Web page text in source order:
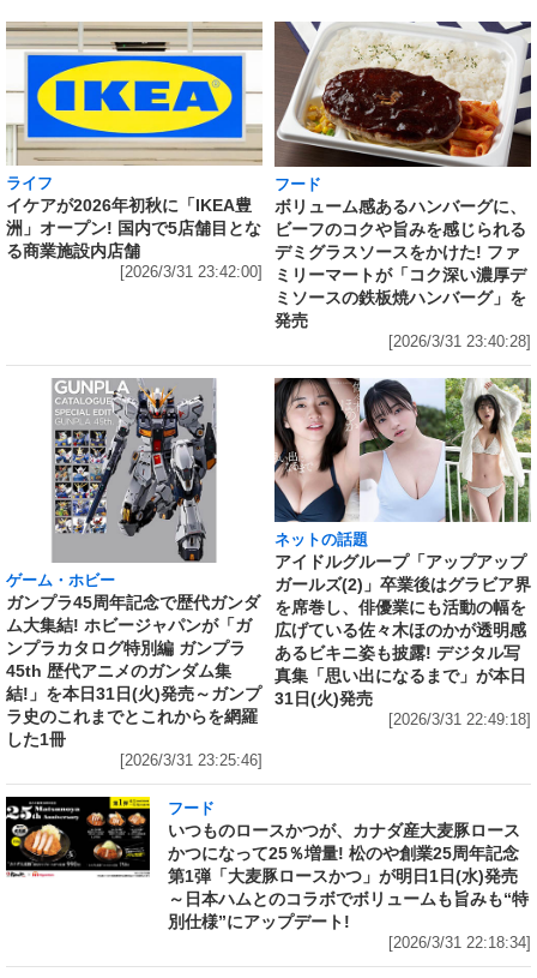
ライフ
イケアが2026年初秋に「IKEA豊
洲」オープン! 国内で5店舗目とな
る商業施設内店舗
[2026/3/31 23:42:00]
フード
ボリューム感あるハンバーグに、
ビーフのコクや旨みを感じられる
デミグラスソースをかけた! ファ
ミリーマートが「コク深い濃厚デ
ミソースの鉄板焼ハンバーグ」を
発売
[2026/3/31 23:40:28]
ゲーム・ホビー
ガンプラ45周年記念で歴代ガンダ
ム大集結! ホビージャパンが「ガ
ンプラカタログ特別編 ガンプラ
45th 歴代アニメのガンダム集
結!」を本日31日(火)発売～ガンプ
ラ史のこれまでとこれからを網羅
した1冊
[2026/3/31 23:25:46]
ネットの話題
アイドルグループ「アップアップ
ガールズ(2)」卒業後はグラビア界
を席巻し、俳優業にも活動の幅を
広げている佐々木ほのかが透明感
あるビキニ姿も披露! デジタル写
真集「思い出になるまで」が本日
31日(火)発売
[2026/3/31 22:49:18]
フード
いつものロースかつが、カナダ産大麦豚ロース
かつになって25％増量! 松のや創業25周年記念
第1弾「大麦豚ロースかつ」が明日1日(水)発売
～日本ハムとのコラボでボリュームも旨みも“特
別仕様”にアップデート!
[2026/3/31 22:18:34]